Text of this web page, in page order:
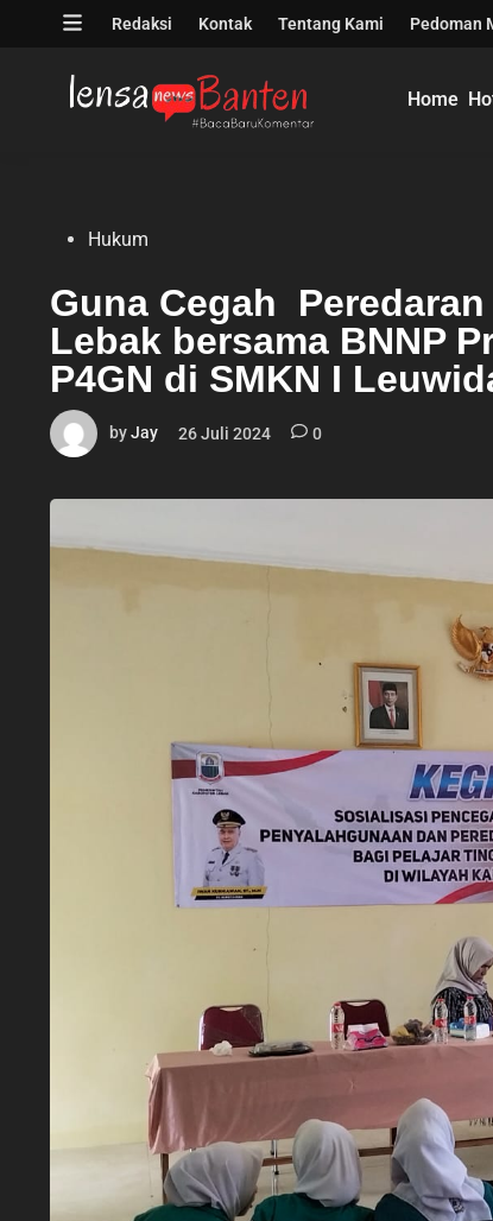
Open
Redaksi Kontak Tentang Kami Pedoman
Home
PostedHukum
Guna Cegah
Lebak bersama BNNP
P4GN di SMKN I
byJay 26 Juli 2024 0